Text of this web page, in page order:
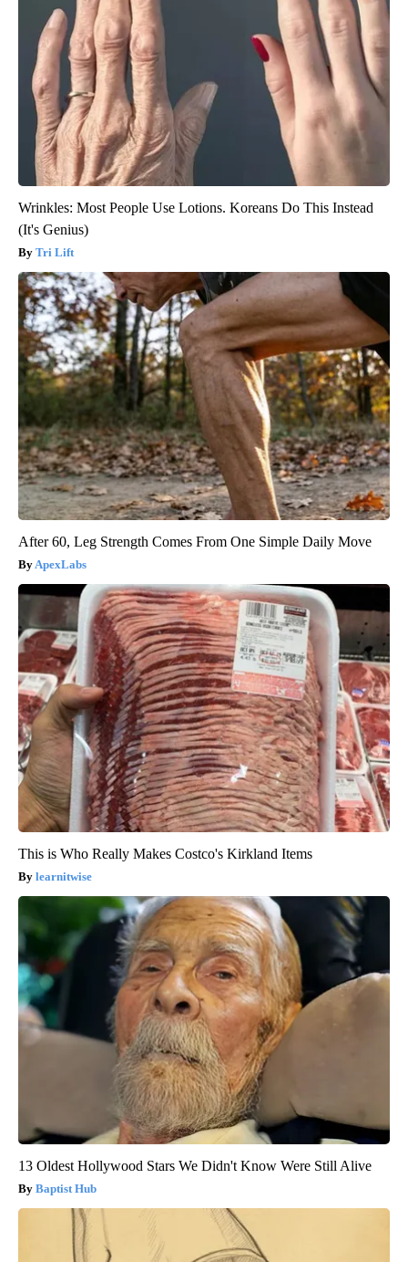
Wrinkles: Most People Use Lotions. Koreans Do This Instead
(It's Genius)
Tri Lift
After 60, Leg Strength Comes From One Simple Daily Move
ApexLabs
This is Who Really Makes Costco's Kirkland Items
learnitwise
13 Oldest Hollywood Stars We Didn't Know Were Still Alive
Baptist Hub